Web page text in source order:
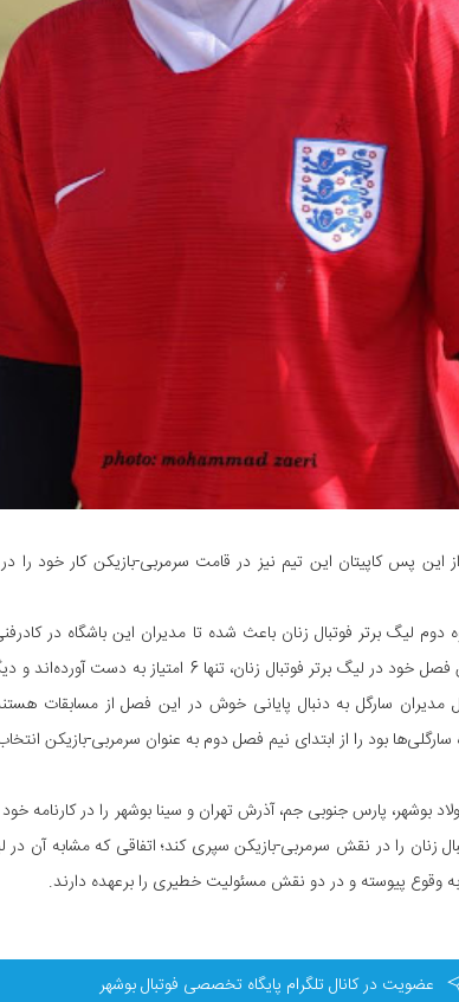
از این پس کاپیتان این تیم نیز در قامت سرمربی-بازیکن کار خود را
لیگ برتر فوتبال زنان باعث شده تا مدیران این باشگاه در
نمایند؛ بوشهری‌ها در هفت تقابل این فصل خود در لیگ برتر فوتبال
مدیران سارگل به دنبال پایانی خوش در این فصل از مسابقات
بود را از ابتدای نیم فصل دوم به عنوان سرمربی-بازیکن
بوشهر، پارس جنوبی جم، آذرش تهران و سینا بوشهر را در کارنامه خود
زنان را در نقش سرمربی-بازیکن سپری کند؛ اتفاقی که مشابه آن در
وقوع پیوسته و در دو نقش مسئولیت خطیری را برعهده دارند.
عضویت در کانال تلگرام پایگاه تخصصی فوتبال بوشهر